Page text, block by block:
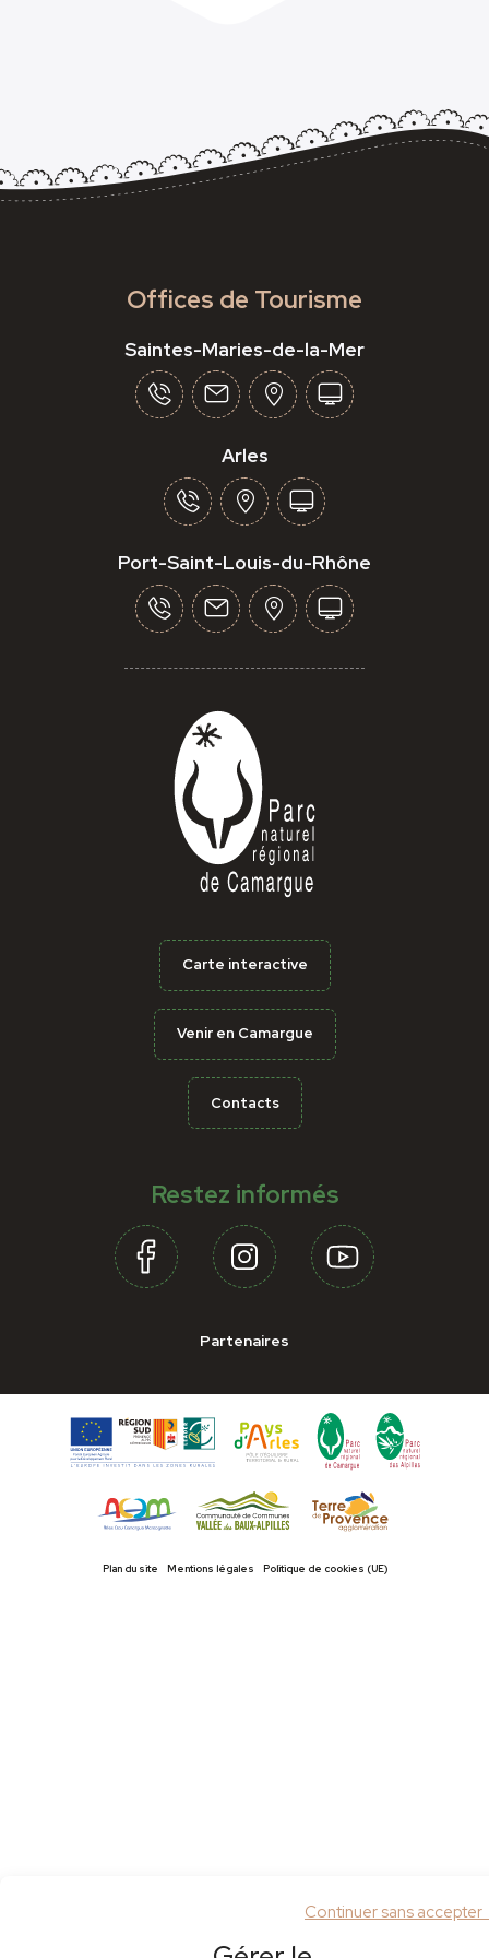
Continuer sans
Offices de Tourisme
Saintes-Maries-de-la-Mer
Arles
Port-Saint-Louis-du-Rhône
Carte interactive
Venir en Camargue
Contacts
Restez informés
Partenaires
Plan du site Mentions légales Politique de cookies (UE)